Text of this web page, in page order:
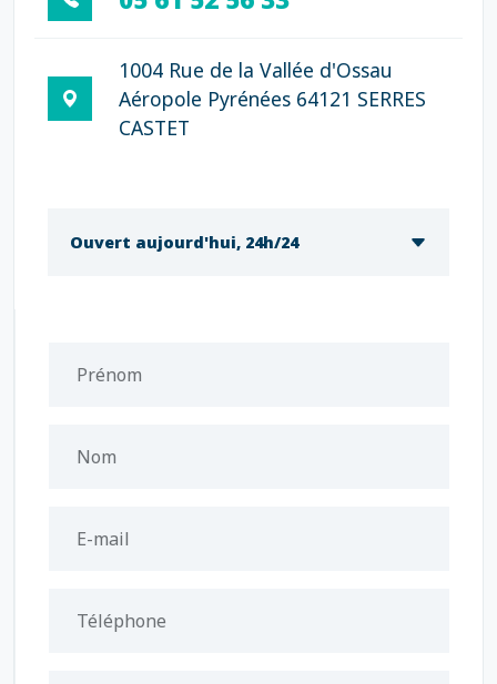
1004 Rue de la Vallée d'Ossau
Aéropole Pyrénées 64121 SERRES
CASTET
Ouvert aujourd'hui, 24h/24
Prénom
Nom
E-mail
Téléphone